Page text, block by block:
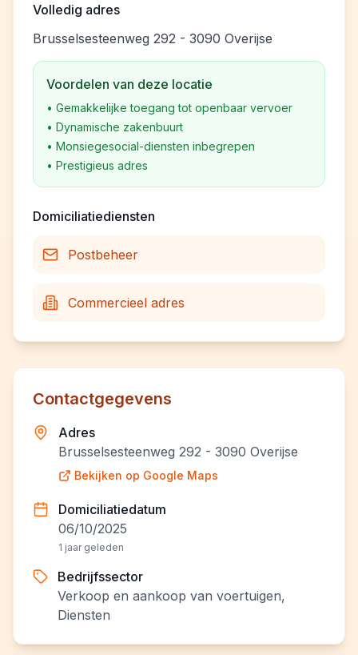
Volledig adres
Brusselsesteenweg 292 - 3090 Overijse
Voordelen van deze locatie
• Gemakkelijke toegang tot openbaar vervoer
• Dynamische zakenbuurt
• Monsiegesocial-diensten inbegrepen
• Prestigieus adres
Domiciliatiediensten
Postbeheer
Commercieel adres
Contactgegevens
Adres
Brusselsesteenweg 292 - 3090 Overijse
Bekijken op Google Maps
Domiciliatiedatum
06/10/2025
1 jaar geleden
Bedrijfssector
Verkoop en aankoop van voertuigen,
Diensten